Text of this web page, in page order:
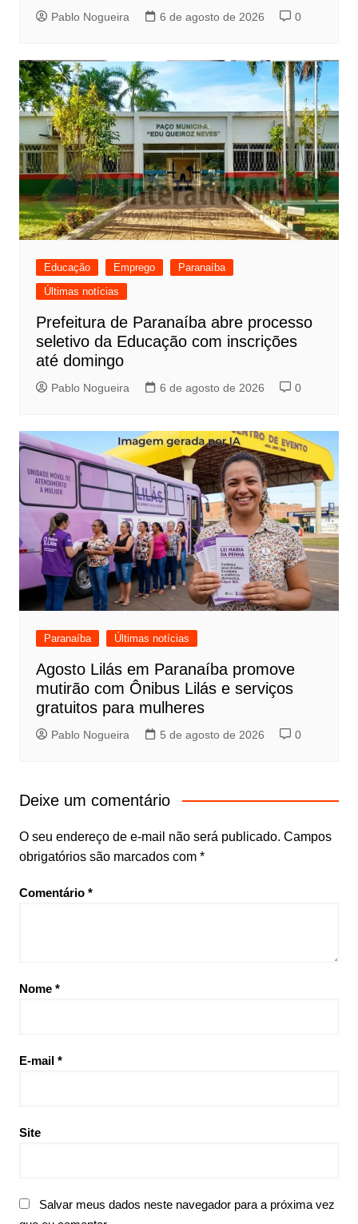
Pablo Nogueira 6 de agosto de 2026 0
Educação Emprego
Paranaíba
Últimas notícias
Prefeitura de Paranaíba abre processo
seletivo da Educação com inscrições
até domingo
Pablo Nogueira 6 de agosto de 2026 0
Paranaíba Últimas notícias
Agosto Lilás em Paranaíba promove
mutirão com Ônibus Lilás e serviços
gratuitos para mulheres
Pablo Nogueira 5 de agosto de 2026 0
Deixe um comentário
O seu endereço de e-mail não será publicado. Campos
obrigatórios são marcados com *
Comentário *
Nome *
E-mail *
Site
Salvar meus dados neste navegador para a próxima vez